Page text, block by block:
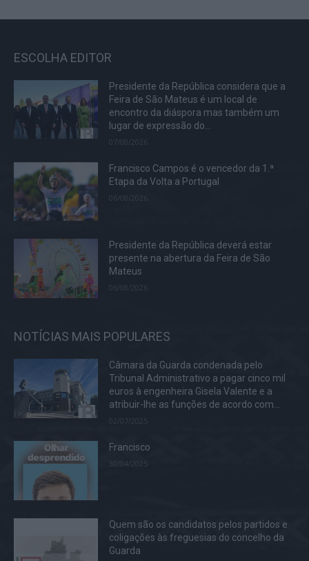
ESCOLHA EDITOR
Presidente da República considera que a
Feira de São Mateus é um local de
encontro da diáspora mas também um
lugar de expressão do...
07/08/2026
Francisco Campos é o vencedor da 1.ª
Etapa da Volta a Portugal
06/08/2026
Presidente da República deverá estar
presente na abertura da Feira de São
Mateus
06/08/2026
NOTÍCIAS MAIS POPULARES
Câmara da Guarda condenada pelo
Tribunal Administrativo a pagar cinco mil
euros à engenheira Gisela Valente e a
atribuir-lhe as funções de acordo com...
02/07/2025
Francisco
30/04/2025
Quem são os candidatos pelos partidos e
coligações às freguesias do concelho da
Guarda